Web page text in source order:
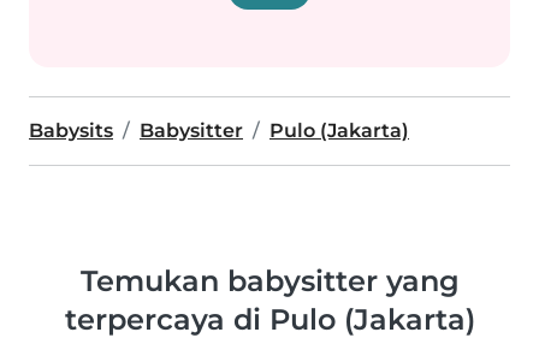
Babysits Babysitter Pulo (Jakarta)
Temukan babysitter yang
terpercaya di Pulo (Jakarta)